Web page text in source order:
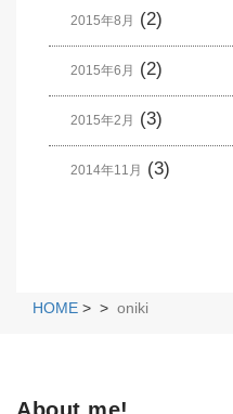
2015年8月 (2)
2015年6月 (2)
2015年2月 (3)
2014年11月 (3)
HOME > > oniki
About me!